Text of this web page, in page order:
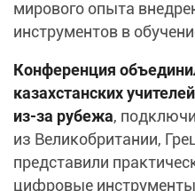
мирового опыта
инструментов в
Конференция
казахстанских
из-за рубежа,
из Великобритании,
представили
цифровые инструменты